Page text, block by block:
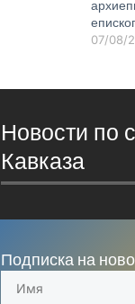
07/08/
Новости по
Кавказа
Подписка на